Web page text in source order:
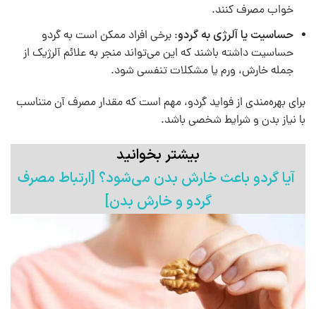
خواب مصرف کنند.
حساسیت یا آلرژی به گردو: برخی افراد ممکن است به گردو
حساسیت داشته باشند که این می‌تواند منجر به علائم آلرژیک از
جمله خارش، ورم یا مشکلات تنفسی شود.
برای بهره‌مندی از فواید گردو، مهم است که مقدار مصرف آن متناسب
با نیاز بدن و شرایط شخصی باشد.
بیشتر بخوانید
آیا گردو باعث خارش بدن می‌شود؟ [ارتباط مصرف
گردو و خارش بدن]